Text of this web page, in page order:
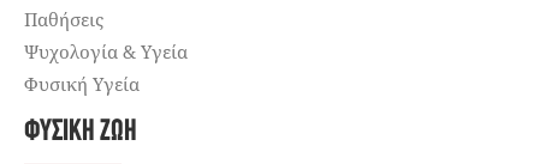
Παθήσεις
Ψυχολογία & Υγεία
Φυσική Υγεία
ΦΥΣΙΚΉ ΖΩΉ